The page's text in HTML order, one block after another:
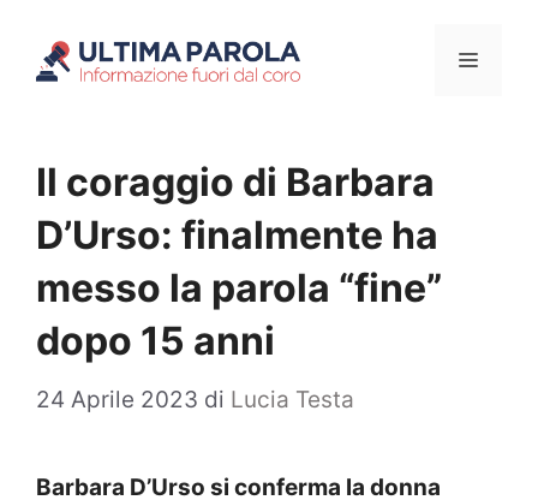
Menu
Il coraggio di Barbara
D’Urso: finalmente ha
messo la parola “fine”
dopo 15 anni
24 Aprile 2023 di Lucia Testa
Barbara D’Urso si conferma la donna